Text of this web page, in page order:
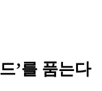
’를 품는다